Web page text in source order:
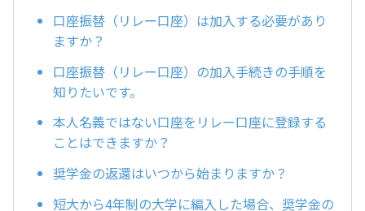
口座振替（リレー口座）は加入する必要があり
ますか？
口座振替（リレー口座）の加入手続きの手順を
知りたいです。
本人名義ではない口座をリレー口座に登録する
ことはできますか？
奨学金の返還はいつから始まりますか？
短大から4年制の大学に編入した場合、奨学金の